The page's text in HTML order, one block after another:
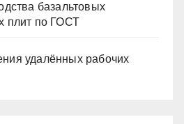
базальтовых
плит по ГОСТ
удалённых рабочих